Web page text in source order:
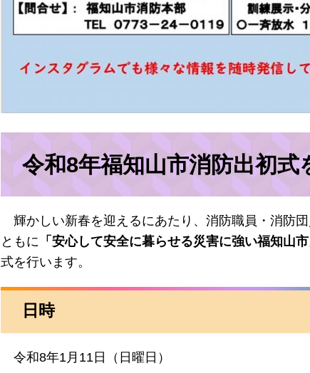
令和8年福知山市消防出初式
輝かしい新春を迎えるにあたり、消防職員・消防
ともに 「安心して安全に暮らせる災害に強い福知山市
式を行います。
日時
令和8年1月11日（日曜日）